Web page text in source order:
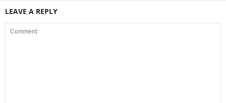
LEAVE A REPLY